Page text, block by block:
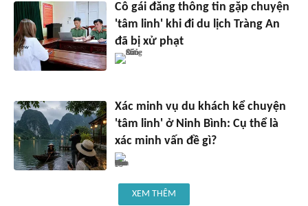
Cô gái đăng thông tin gặp chuyện
'tâm linh' khi đi du lịch Tràng An
đã bị xử phạt
Xác minh vụ du khách kể chuyện
'tâm linh' ở Ninh Bình: Cụ thể là
xác minh vấn đề gì?
XEM THÊM